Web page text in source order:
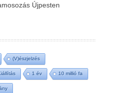
Újpesten
(V)észjelzés
1 év 10 millió fa